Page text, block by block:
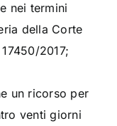
nei termini
della Corte
2017;
un ricorso per
venti giorni